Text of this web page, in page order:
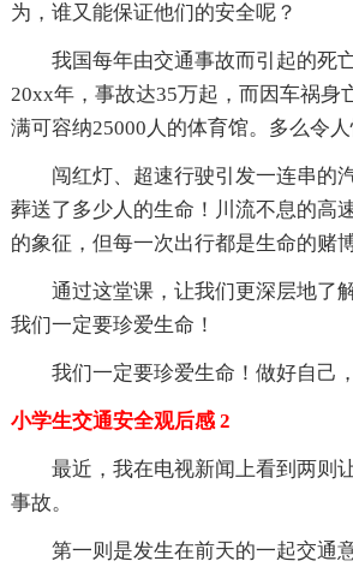
为，谁又能保证他们的安全呢？
我国每年由交通事故而引起的死
20xx年，事故达35万起，而因车祸身
满可容纳25000人的体育馆。多么令人
闯红灯、超速行驶引发一连串的
葬送了多少人的生命！川流不息的高
的象征，但每一次出行都是生命的赌博
通过这堂课，让我们更深层地了
我们一定要珍爱生命！
我们一定要珍爱生命！做好自己
小学生交通安全观后感 2
最近，我在电视新闻上看到两则
事故。
第一则是发生在前天的一起交通